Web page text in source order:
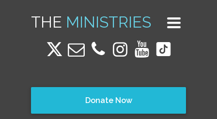
Toggle
navigation
THE MINISTRIES
Donate Now